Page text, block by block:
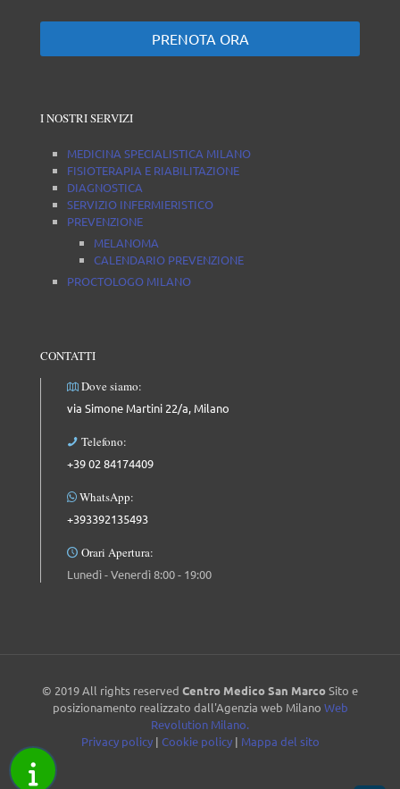
PRENOTA ORA
I NOSTRI SERVIZI
MEDICINA SPECIALISTICA MILANO
FISIOTERAPIA E RIABILITAZIONE
DIAGNOSTICA
SERVIZIO INFERMIERISTICO
PREVENZIONE
MELANOMA
CALENDARIO PREVENZIONE
PROCTOLOGO MILANO
CONTATTI
Dove siamo:
via Simone Martini 22/a, Milano
Telefono:
+39 02 84174409
WhatsApp:
+393392135493
Orari Apertura:
Lunedì - Venerdì 8:00 - 19:00
© 2019 All rights reserved Centro Medico San MarcoSito e
posizionamento realizzato dall'Agenzia web Milano Web
Revolution Milano.
Privacy policy| Cookie policy| Mappa del sito